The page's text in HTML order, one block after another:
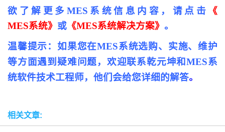
欲了解更多MES系统信息内容，请点击
《
MES系统》 或 《MES系统解决方案》 。
温馨提示：如果您在MES系统选购、实施、维护
等方面遇到疑难问题，欢迎联系乾元坤和MES系
统软件技术工程师，他们会给您详细的解答。
相关文章: